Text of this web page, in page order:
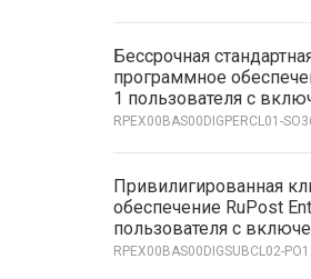
Бессрочная
программное
1 пользователя с
RPEX00BAS00DIGPERCL01-
Привилигированная
обеспечение RuPost
пользователя с
RPEX00BAS00DIGSUBCL02-